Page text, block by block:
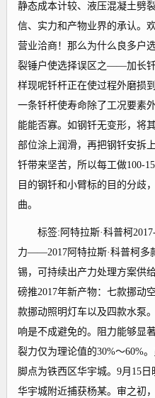
静态成本计较、液压混凝土劈
信、实力和产物业界的承认。
营业洽商！那么为什么良多户
裂锤户使选择误区之——加长
样现呢钎杆正在使过程外磨损
一条钎杆使寿命除了工况要素
能能否寡。如钢钎无变形，将
部位涂上润滑，再把钢钎安拆
钎带来坚苦，所以每工做100-
目的钢钎和小臂标的目的分歧
曲。
标签:阿特拉斯·科普柯2017-
力——2017阿特拉斯·科普柯多
锡，可持续出产力处理方案供
磅推2017年新产物：七款挪动
款挪动照明灯车以及四款水泵
响是不成避免的。阻力能够显
裂力仅为理论值的30%～60%
脚点为铁西区华宇城。9月15
华宇城附近捕获杨某。审之初